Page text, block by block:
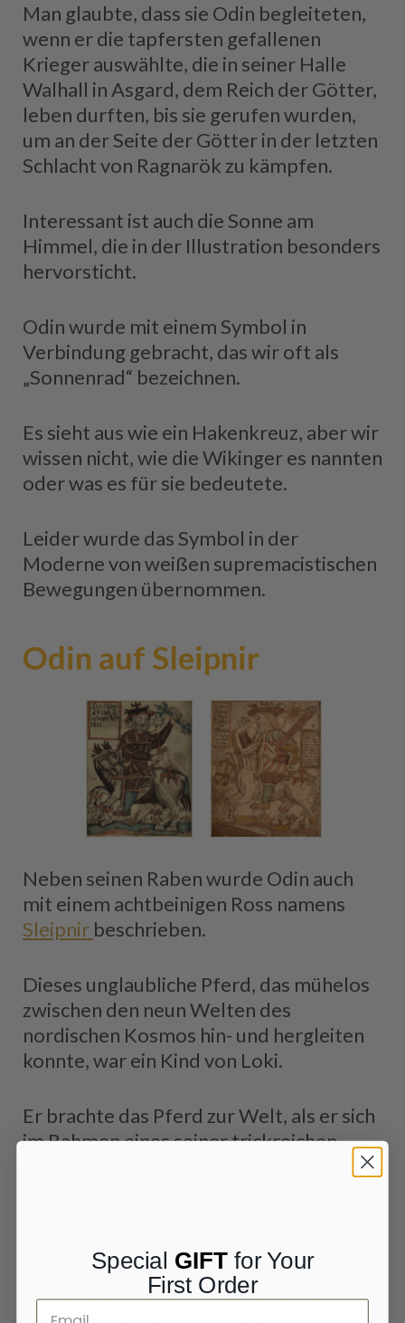
Man glaubte, dass sie Odin begleiteten,
wenn er die tapfersten gefallenen
Krieger auswählte, die in seiner Halle
Walhall in Asgard, dem Reich der Götter,
leben durften, bis sie gerufen wurden,
um an der Seite der Götter in der letzten
Schlacht von Ragnarök zu kämpfen.
Interessant ist auch die Sonne am
Himmel, die in der Illustration besonders
hervorsticht.
Odin wurde mit einem Symbol in
Verbindung gebracht, das wir oft als
„Sonnenrad“ bezeichnen.
Es sieht aus wie ein Hakenkreuz, aber wir
wissen nicht, wie die Wikinger es nannten
oder was es für sie bedeutete.
Leider wurde das Symbol in der
Moderne von weißen supremacistischen
Bewegungen übernommen.
Odin auf Sleipnir
Neben seinen Raben wurde Odin auch
mit einem achtbeinigen Ross namens
Sleipnir beschrieben.
Dieses unglaubliche Pferd, das mühelos
zwischen den neun Welten des
nordischen Kosmos hin- und hergleiten
konnte, war ein Kind von Loki.
Er brachte das Pferd zur Welt, als er sich
im Rahmen eines seiner trickreichen
und der Sonne, die im Bild hervorsticht.
In einem der Bilder trägt er seinen Speer,
während er in einem anderen erneut mit
Special GIFTfor Your
First Order